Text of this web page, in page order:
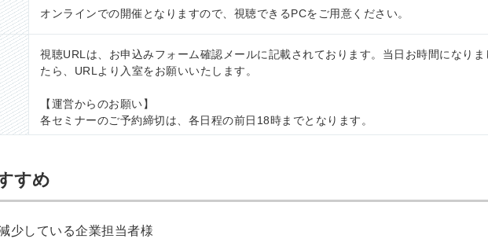
オンラインでの開催となりますので、視聴できるPCをご用意ください。
視聴URLは、お申込みフォーム確認メールに記載されております。当日お時間になりま
たら、URLより入室をお願いいたします。
【運営からのお願い】
各セミナーのご予約締切は、各日程の前日18時までとなります。
すめ
少している企業担当者様